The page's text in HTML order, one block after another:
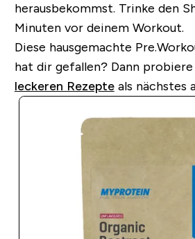
herausbekommst. Trinke den
Minuten vor deinem Workout.
Diese hausgemachte
hat dir gefallen?Dann probiere
leckeren Rezepteals nächstes